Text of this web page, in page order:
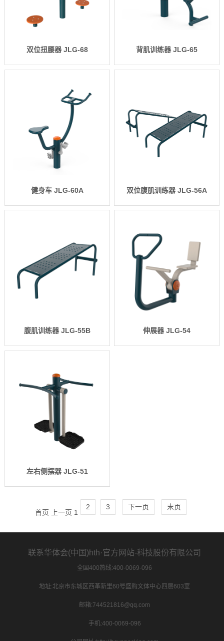
双位扭腰器 JLG-68 背肌训练器 JLG-65
健身车 JLG-60A 双位腹肌训练器 JLG-56A
腹肌训练器 JLG-55B 伸展器 JLG-54
左右侧摆器 JLG-51
首页 上一页 1
2 3 下一页 末页
联系华体会(中国)hth·官方网站-科技股份有限公司
全国400热线:400-0069-096
地址:北京市东城区西革新里60号盛购文体中心四层603室
邮箱:744521816@qq.com
手机:400-0069-096